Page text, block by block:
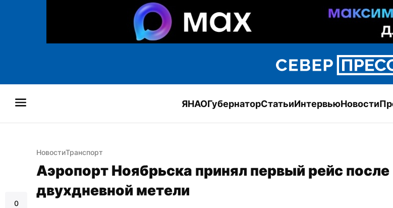
ЯНАОГубернаторСтатьиИнтервьюНовости
0
НовостиТранспорт
Аэропорт Ноябрьска принял первый рейс после
двухдневной метели